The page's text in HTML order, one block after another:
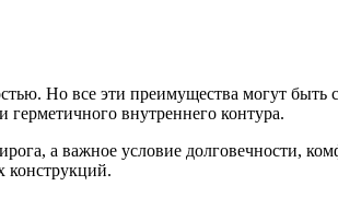
Но все эти преимущества могут быть
внутреннего контура.
а важное условие долговечности,
конструкций.